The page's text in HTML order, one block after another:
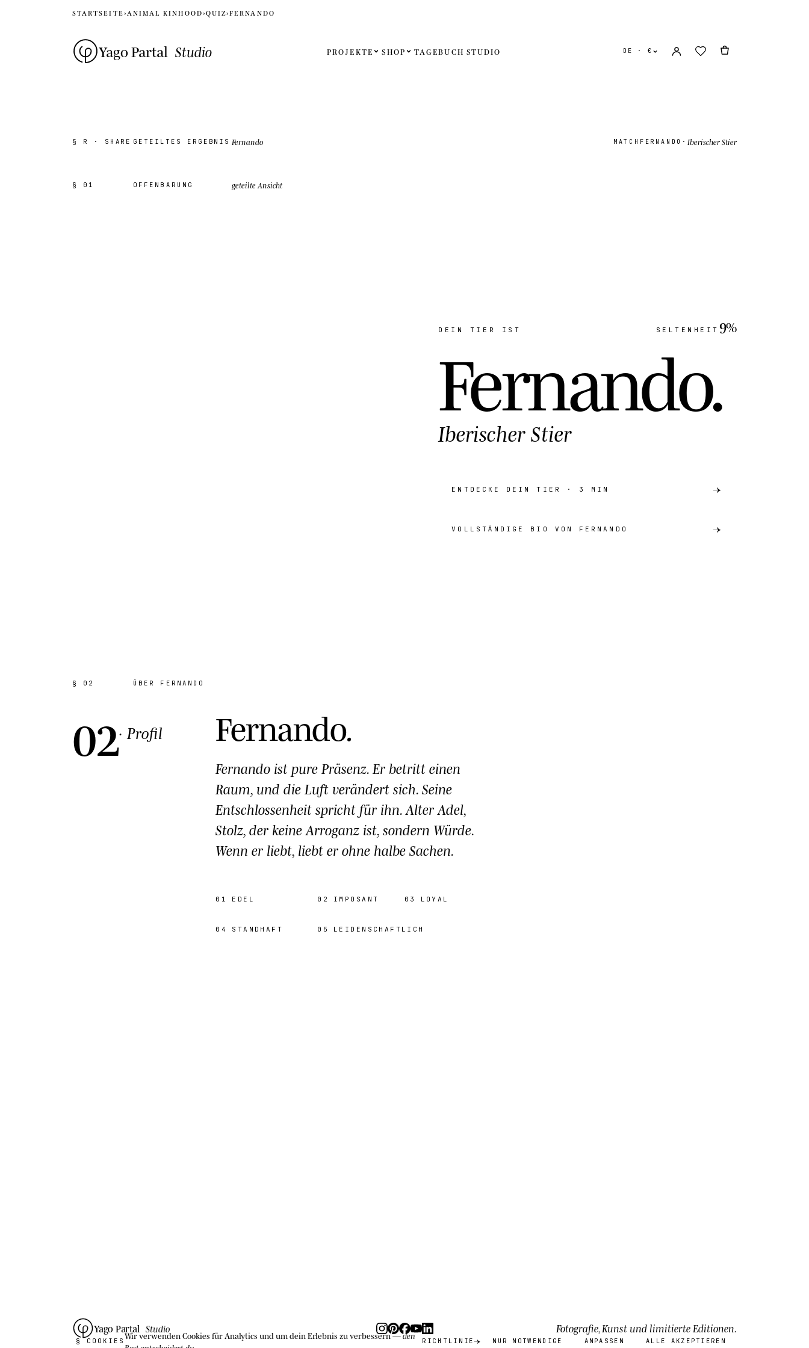
STARTSEITE› ANIMAL KINHOOD›QUIZ›FERNANDO
Yago Partal Studio PROJEKTE SHOP TAGEBUCH STUDIO DE · €
§ R · SHARE GETEILTES ERGEBNIS Fernando MATCH FERNANDO · Iberischer Stier
§ 01 OFFENBARUNG geteilte Ansicht
DEIN TIER IST SELTENHEIT 9%
Fernando.
Iberischer Stier
ENTDECKE DEIN TIER · 3 MIN
VOLLSTÄNDIGE BIO VON FERNANDO
§ 02 ÜBER FERNANDO
02· Profil Fernando.
Fernando ist pure Präsenz. Er betritt einen
Raum, und die Luft verändert sich. Seine
Entschlossenheit spricht für ihn. Alter Adel,
Stolz, der keine Arroganz ist, sondern Würde.
Wenn er liebt, liebt er ohne halbe Sachen.
01 EDEL 02 IMPOSANT 03 LOYAL
04 STANDHAFT 05 LEIDENSCHAFTLICH
Yago Partal Studio Fotografie, Kunst und limitierte Editionen.
§ COOKIES
Wir verwenden Cookies für Analytics und um dein Erlebnis zu verbessern —den
RICHTLINIE NUR NOTWENDIGE ANPASSEN ALLE AKZEPTIEREN